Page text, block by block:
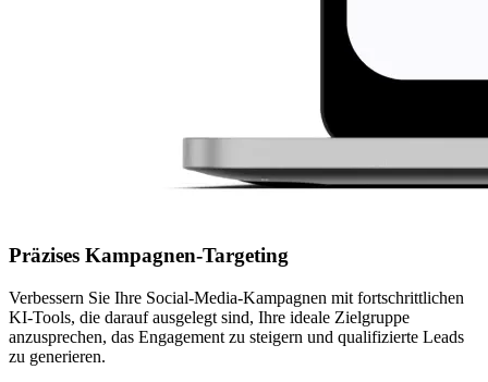
Präzises Kampagnen-Targeting
Verbessern Sie Ihre Social-Media-Kampagnen mit fortschrittlichen
KI-Tools, die darauf ausgelegt sind, Ihre ideale Zielgruppe
anzusprechen, das Engagement zu steigern und qualifizierte Leads
zu generieren.